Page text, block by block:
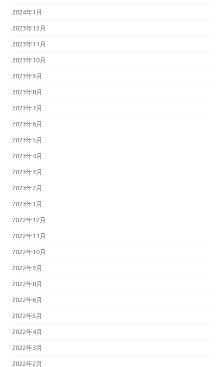
2024年1月
2023年12月
2023年11月
2023年10月
2023年9月
2023年8月
2023年7月
2023年6月
2023年5月
2023年4月
2023年3月
2023年2月
2023年1月
2022年12月
2022年11月
2022年10月
2022年9月
2022年8月
2022年6月
2022年5月
2022年4月
2022年3月
2022年2月